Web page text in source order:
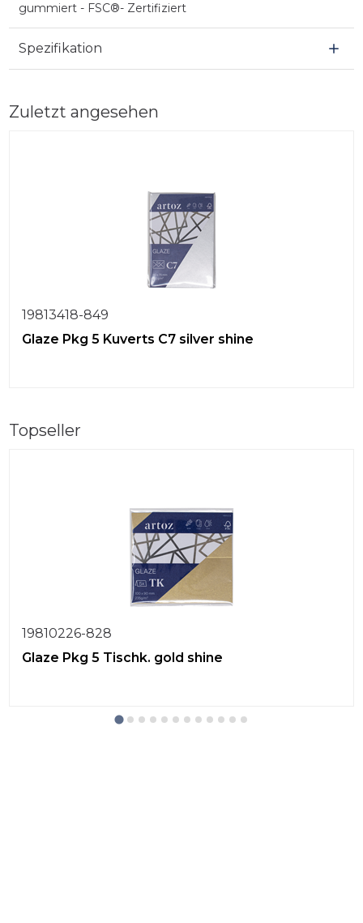
gummiert - FSC®- Zertifiziert
Spezifikation
Zuletzt angesehen
19813418-849
Glaze Pkg 5 Kuverts C7 silver shine
Topseller
19810226-828
Glaze Pkg 5 Tischk. gold shine